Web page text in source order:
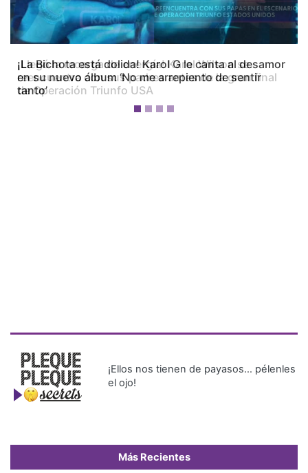
¡La Bichota está dolida! Karol G le canta al desamor
en su nuevo álbum ‘No me arrepiento de sentir
tanto’
¡Ellos nos tienen de payasos… pélenles
el ojo!
Más Recientes